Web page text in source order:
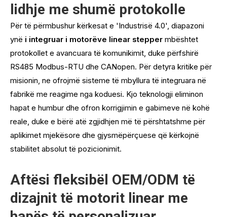
lidhje me shumë protokolle
Për të përmbushur kërkesat e 'Industrisë 4.0', diapazoni
ynë i integruar i motorëve linear stepper mbështet
protokollet e avancuara të komunikimit, duke përfshirë
RS485 Modbus-RTU dhe CANopen. Për detyra kritike për
misionin, ne ofrojmë sisteme të mbyllura të integruara në
fabrikë me reagime nga koduesi. Kjo teknologji eliminon
hapat e humbur dhe ofron korrigjimin e gabimeve në kohë
reale, duke e bërë atë zgjidhjen më të përshtatshme për
aplikimet mjekësore dhe gjysmëpërçuese që kërkojnë
stabilitet absolut të pozicionimit.
Aftësi fleksibël OEM/ODM të
dizajnit të motorit linear me